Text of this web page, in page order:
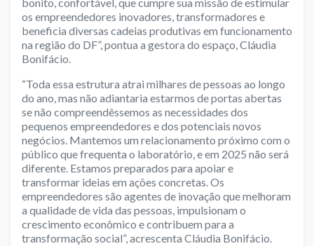
os empreendedores inovadores, transformadores e
beneficia diversas cadeias produtivas em funcionamento
na região do DF”, pontua a gestora do espaço, Cláudia
Bonifácio.
“Toda essa estrutura atrai milhares de pessoas ao longo
do ano, mas não adiantaria estarmos de portas abertas
se não compreendêssemos as necessidades dos
pequenos empreendedores e dos potenciais novos
negócios. Mantemos um relacionamento próximo com o
público que frequenta o laboratório, e em 2025 não será
diferente. Estamos preparados para apoiar e
transformar ideias em ações concretas. Os
empreendedores são agentes de inovação que melhoram
a qualidade de vida das pessoas, impulsionam o
crescimento econômico e contribuem para a
transformação social”, acrescenta Cláudia Bonifácio.